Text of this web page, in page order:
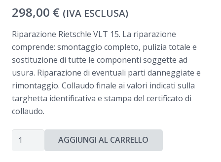
298,00 € (IVA ESCLUSA)
Riparazione Rietschle VLT 15. La riparazione
comprende: smontaggio completo, pulizia totale e
sostituzione di tutte le componenti soggette ad
usura. Riparazione di eventuali parti danneggiate e
rimontaggio. Collaudo finale ai valori indicati sulla
targhetta identificativa e stampa del certificato di
collaudo.
Riparazione
AGGIUNGI AL CARRELLO